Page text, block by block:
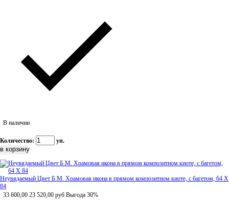
В наличии
Количество: уп.
Неувядаемый Цвет Б.М. Храмовая икона в прямом композитном киоте, с багетом, 64 Х
84
33 600,00 23 520,00 руб Выгода 30%